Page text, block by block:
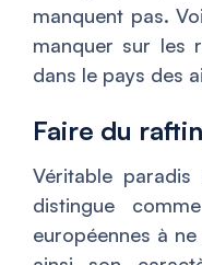
manquent pas.
manquer sur les
dans le pays des
Faire du
Véritable
distingue
européennes à